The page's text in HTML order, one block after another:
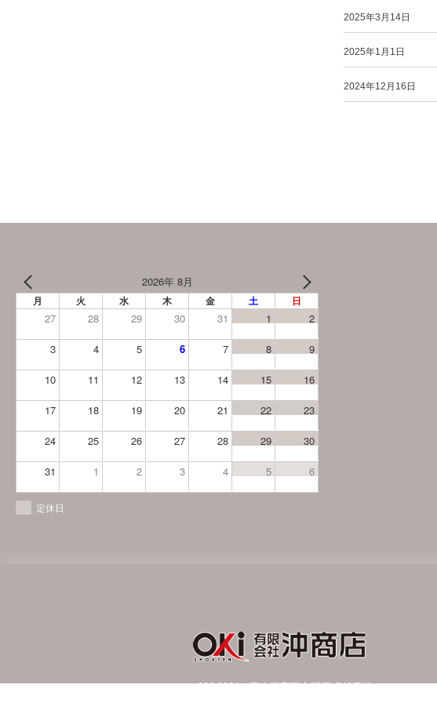
2025年3月14日
2025年1月1日
2024年12月16日
2026年 8月
月 火 水 木 金 土 日
27 28 29 30 31 1 2
3 4 5 6 7 8 9
10 11 12 13 14 15 16
17 18 19 20 21 22 23
24 25 26 27 28 29 30
31 1 2 3 4 5 6
定休日
〒933-0804 富山県高岡市問屋町40番地